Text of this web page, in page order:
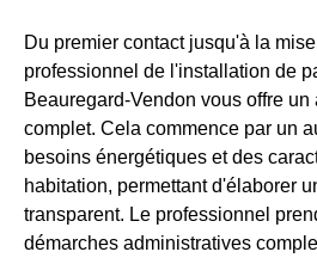
Du premier contact jusqu'à la
professionnel de l'installation de
Beauregard-Vendon vous offre
complet. Cela commence par un
besoins énergétiques et des
habitation, permettant d'élaborer
transparent. Le professionnel
démarches administratives